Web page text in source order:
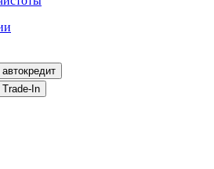
на автокредит
на Trade-In